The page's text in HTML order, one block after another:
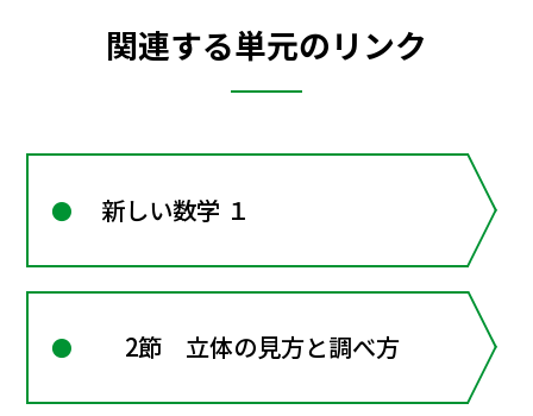
関連する単元のリンク
新しい数学 １
2節 立体の見方と調べ方